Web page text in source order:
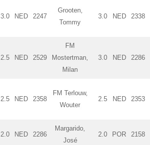
3.0 NED 2247
Grooten,
Tommy
3.0 NED 2338
2.5 NED 2529
FM
Mostertman,
Milan
3.0 NED 2286
2.5 NED 2358
FM Terlouw,
Wouter
2.5 NED 2353
2.0 NED 2286
Margarido,
José
2.0 POR 2158